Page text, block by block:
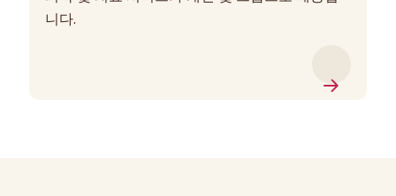
니다.